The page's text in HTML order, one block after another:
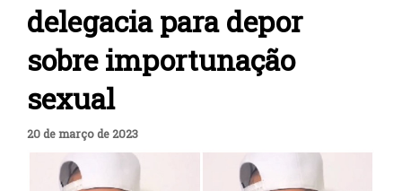
delegacia para depor
sobre importunação
sexual
20 de março de 2023